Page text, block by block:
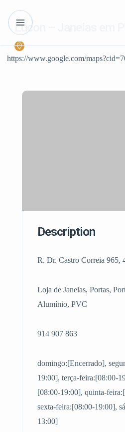
Lucon – Janelas em
https://www.google.com/
Description
R. Dr. Castro Correia 965,
Loja de Janelas, Portas,
Alumínio, PVC
914 907 863
domingo:[Encerrado],
19:00], terça-feira:[08:00-
[08:00-19:00], quinta-
sexta-feira:[08:00-19:00],
13:00]